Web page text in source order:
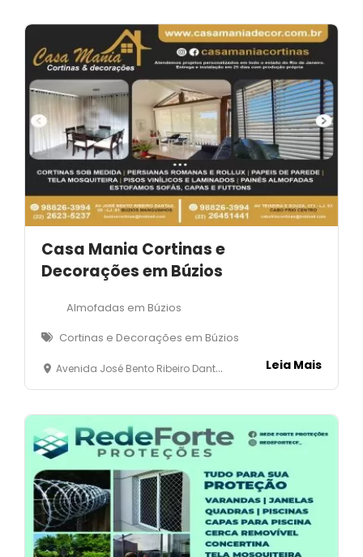
Casa Mania Cortinas e
Decorações em Búzios
Almofadas em Búzios
Cortinas e Decorações em Búzios
Avenida José Bento Ribeiro Dantas, 08 - Loja 01 - Manguinhos- Armação dos Búzios Leia Mais